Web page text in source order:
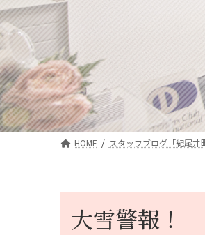
HOME スタッフブログ「紀尾井
大雪警報！